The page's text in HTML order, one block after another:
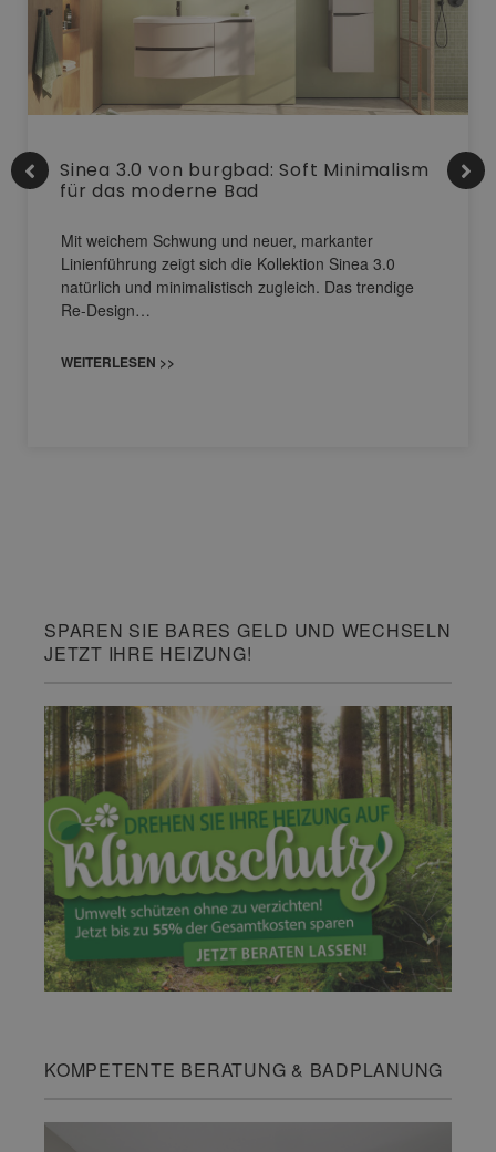
Sinea 3.0 von burgbad: Soft Minimalism
für das moderne Bad
Mit weichem Schwung und neuer, markanter
Linienführung zeigt sich die Kollektion Sinea 3.0
natürlich und minimalistisch zugleich. Das trendige
Re-Design…
WEITERLESEN >>
SPAREN SIE BARES GELD UND WECHSELN
JETZT IHRE HEIZUNG!
KOMPETENTE BERATUNG & BADPLANUNG